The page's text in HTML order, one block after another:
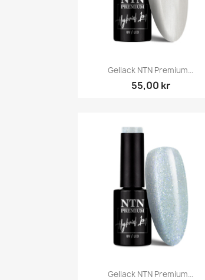
 Snabbvy
Gellack NTN Premium...
55,00 kr
 Snabbvy
Gellack NTN Premium...